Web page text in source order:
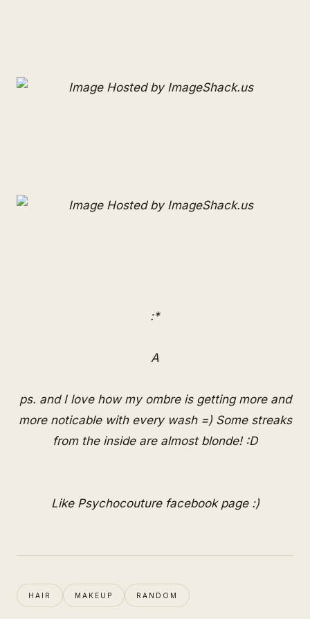
:*
A
ps. and I love how my ombre is getting more and
more noticable with every wash =) Some streaks
from the inside are almost blonde! :D
Like Psychocouture facebook page :)
HAIR MAKEUP RANDOM